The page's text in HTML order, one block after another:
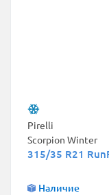
Pirelli
Scorpion Winter
315/35 R21
Наличие